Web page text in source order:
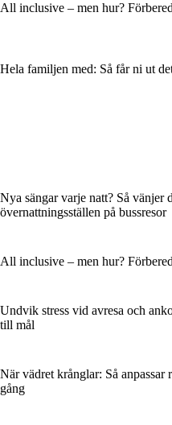
All inclusive – men hur?
Hela familjen med: Så får ni ut
Nya sängar varje natt? Så vänjer
övernattningsställen på bussresor
All inclusive – men hur?
Undvik stress vid avresa och
till mål
När vädret krånglar: Så anpassar
gång